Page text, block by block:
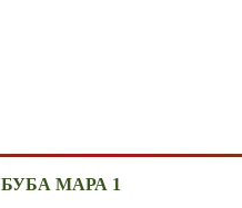
БУБА МАРА 1